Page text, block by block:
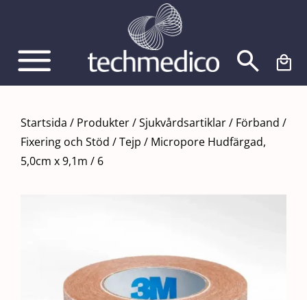
innehållet
Startsida / Produkter/Sjukvårdsartiklar/ Förband /
Fixering och Stöd /Tejp / Micropore Hudfärgad,
5,0cm x 9,1m / 6